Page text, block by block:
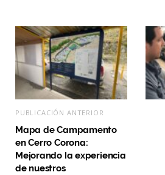
PUBLICACIÓN ANTERIOR
Mapa de Campamento
en Cerro Corona:
Mejorando la experiencia
de nuestros